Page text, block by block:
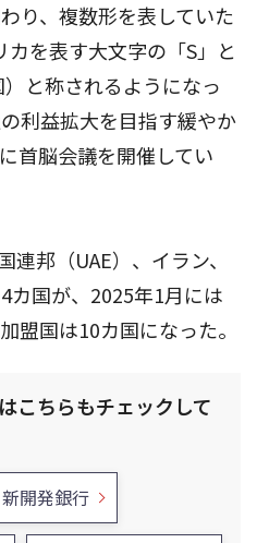
り、複数形を表していた
を表す大文字の「S」と
と称されるようになっ
利益拡大を目指す緩やか
首脳会議を開催してい
邦（UAE）、イラン、
カ国が、2025年1月には
盟国は10カ国になった。
こちらもチェックして
新開発銀行